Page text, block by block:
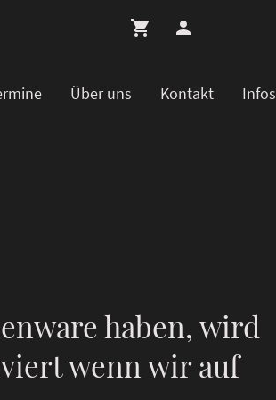
Über uns Kontakt Infos
haben, wird
wenn wir auf